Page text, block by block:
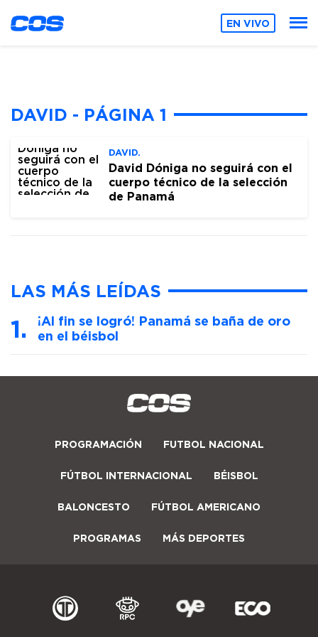
EN VIVO
DAVID - PÁGINA 1
DAVID.
David Dóniga no seguirá con el
cuerpo técnico de la selección
de Panamá
LAS MÁS LEÍDAS
¡Al fin se logró! Panamá se baña de oro
en el béisbol
PROGRAMACIÓN FUTBOL NACIONAL
FÚTBOL INTERNACIONAL BÉISBOL
BALONCESTO FÚTBOL AMERICANO
PROGRAMAS MÁS DEPORTES